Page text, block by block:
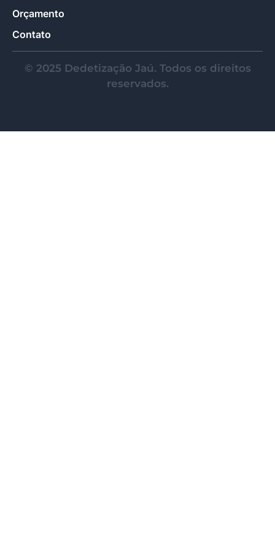
Orçamento
Contato
© 2025 Dedetização Jaú. Todos os direitos
reservados.